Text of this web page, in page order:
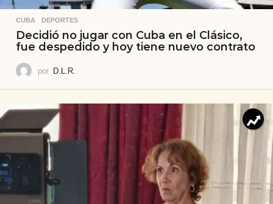
CUBA ,DEPORTES
Decidió no jugar con Cuba en el Clásico,
fue despedido y hoy tiene nuevo contrato
por D.L.R.